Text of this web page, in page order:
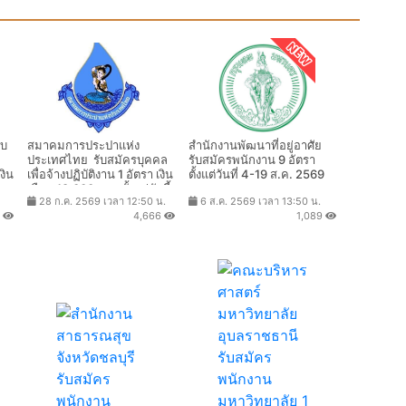
น
สมาคมการประปาแห่ง
ประเทศไทย รับสมัครบุคคล
เพื่อจ้างปฏิบัติงาน 1 อัตรา เงิน
เดือน 18,000 บาท ตั้งแต่บัดนี้
- 10 ส.ค. 2569
28 ก.ค. 2569 เวลา 12:50 น.
4,666
สำนักงานพัฒนาที่อยู่อาศัย
รับสมัครพนักงาน 9 อัตรา
ตั้งแต่วันที่ 4-19 ส.ค. 2569
6 ส.ค. 2569 เวลา 13:50 น.
1,089